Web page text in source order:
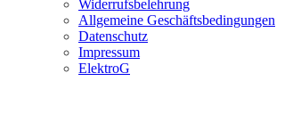
Widerrufsbelehrung
Allgemeine Geschäftsbedingungen
Datenschutz
Impressum
ElektroG